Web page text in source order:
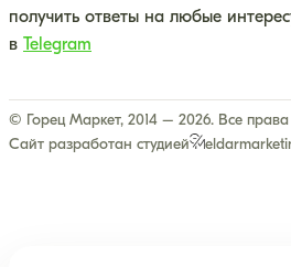
получить ответы на любые
в
Telegram
© Горец Маркет, 2014 – 2026. Все
Сайт разработан студией